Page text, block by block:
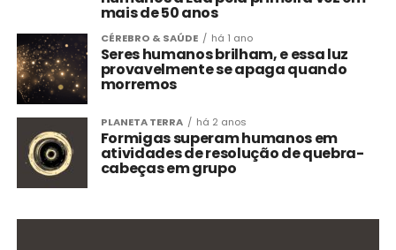
mais de 50 anos
CÉREBRO & SAÚDE há 1 ano
Seres humanos brilham, e essa luz
provavelmente se apaga quando
morremos
PLANETA TERRA há 2 anos
Formigas superam humanos em
atividades de resolução de quebra-
cabeças em grupo